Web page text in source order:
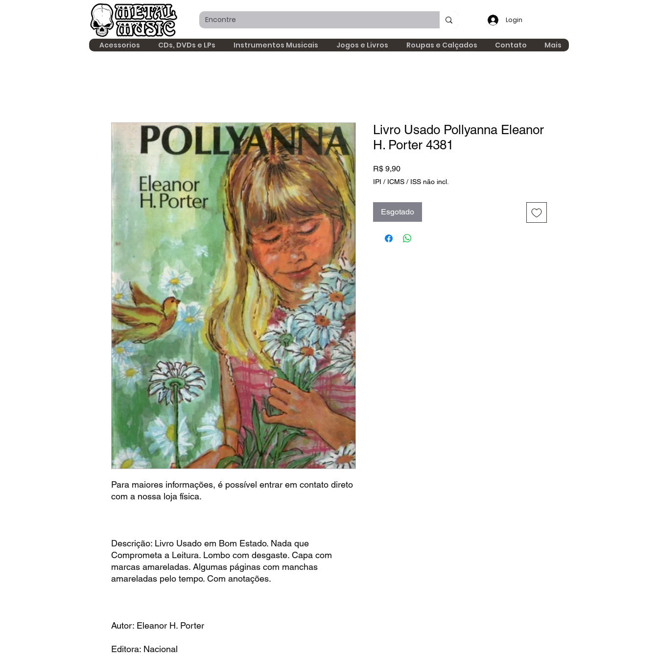
Login
Acessorios CDs, DVDs e LPs Instrumentos Musicais Jogos e Livros Roupas e Calçados Contato Mais
Para maiores informações, é possível entrar em contato direto
com a nossa loja física.
Descrição: Livro Usado em Bom Estado. Nada que
Comprometa a Leitura. Lombo com desgaste. Capa com
marcas amareladas. Algumas páginas com manchas
amareladas pelo tempo. Com anotações.
Autor: Eleanor H. Porter
Editora: Nacional
Livro Usado Pollyanna Eleanor
H. Porter 4381
R$ 9,90Preço
IPI / ICMS / ISS não incl.
Esgotado